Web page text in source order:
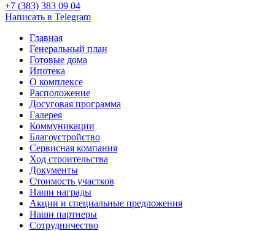
+7 (383) 383 09 04
Написать в Telegram
Главная
Генеральный план
Готовые дома
Ипотека
О комплексе
Расположение
Досуговая программа
Галерея
Коммуникации
Благоустройство
Сервисная компания
Ход строительства
Документы
Стоимость участков
Наши награды
Акции и специальные предложения
Наши партнеры
Сотрудничество